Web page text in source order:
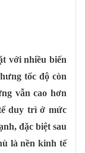
với nhiều biến
tốc độ còn
vẫn cao hơn
duy trì ở mức
đặc biệt sau
là nền kinh tế